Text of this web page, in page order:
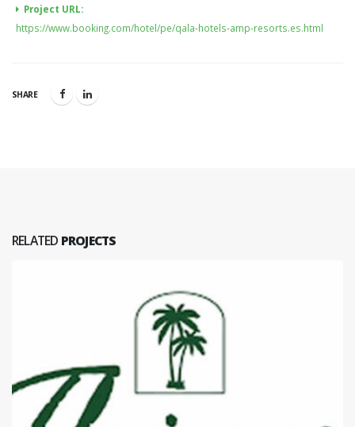
Project URL:
https://www.booking.com/hotel/pe/qala-hotels-amp-resorts.es.html
SHARE
RELATED PROJECTS